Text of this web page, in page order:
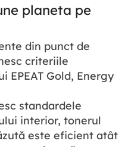
planeta pe
din punct de
criteriile
EPEAT Gold, Energy
standardele
interior, tonerul
este eficient atât